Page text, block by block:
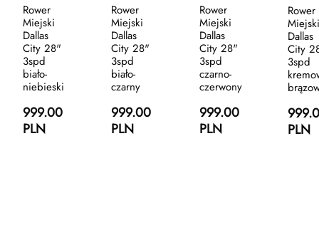
Rower
Miejski
Dallas
City 28"
3spd
biało-
niebieski
999.00
PLN
Rower
Miejski
Dallas
City 28"
3spd
biało-
czarny
999.00
PLN
Rower
Miejski
Dallas
City 28"
3spd
czarno-
czerwony
999.00
PLN
Rower
Miejski
Dallas
City
3spd
PLN